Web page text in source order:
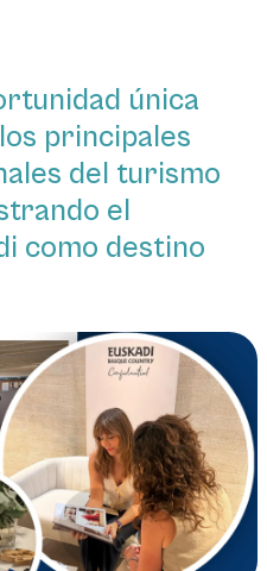
única
principales
del turismo
el
como destino